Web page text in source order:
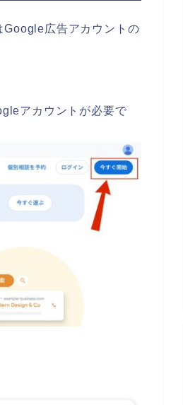
Google広告アカウントの
アカウントが必要で